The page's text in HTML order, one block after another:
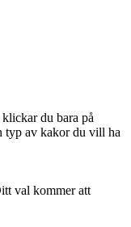
du bara på
typ av kakor du vill ha
val kommer att